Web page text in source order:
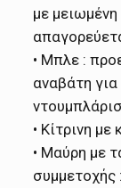
με
• Μπλε :
αναβάτη για
• Κίτρινη
• Μαύρη με